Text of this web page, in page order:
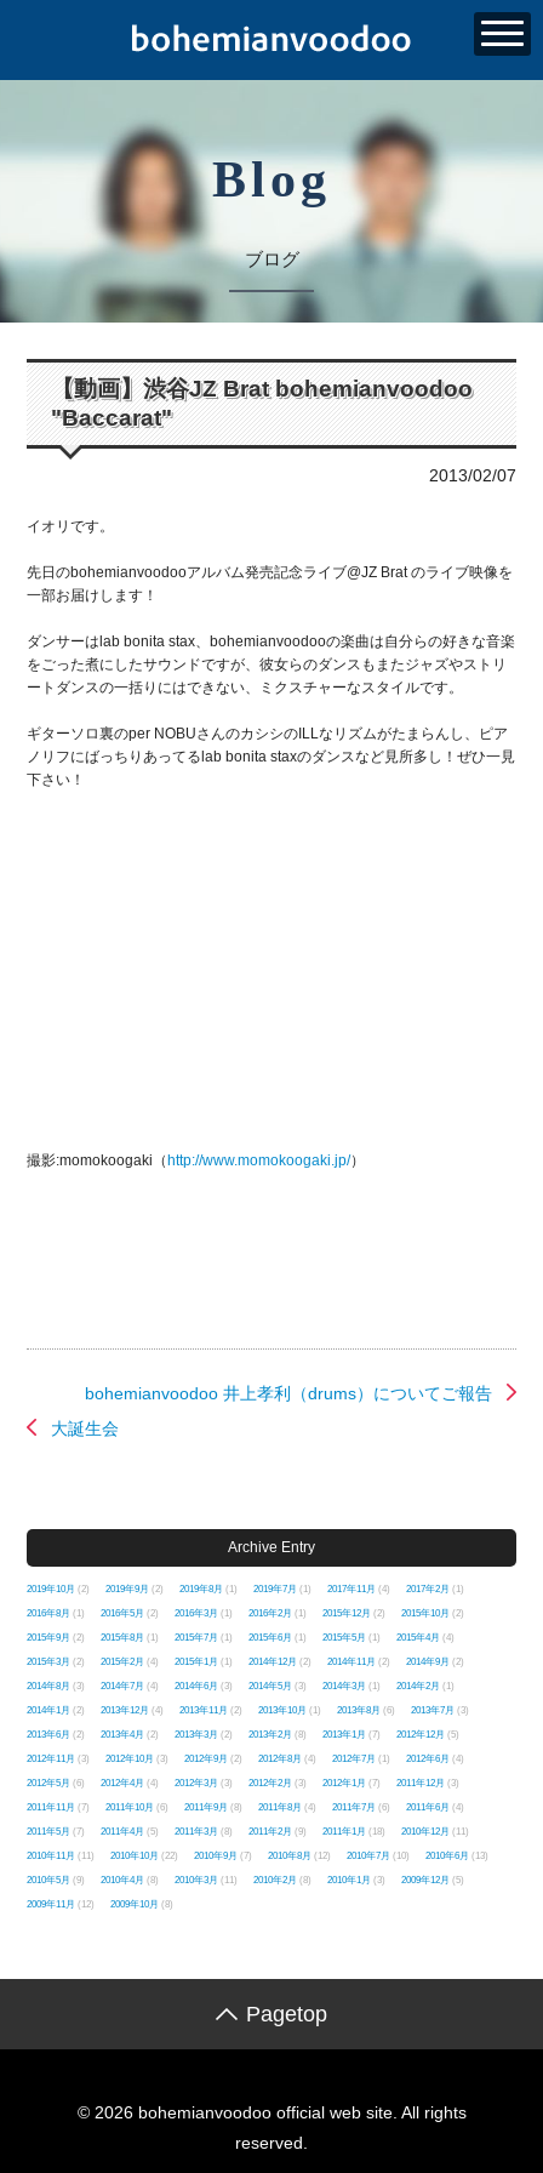
Blog
ブログ
【動画】渋谷JZ Brat bohemianvoodoo
"Baccarat"
2013/02/07
イオリです。
先日のbohemianvoodooアルバム発売記念ライブ@JZ Brat のライブ映像を
一部お届けします！
ダンサーはlab bonita stax、bohemianvoodooの楽曲は自分らの好きな音楽
をごった煮にしたサウンドですが、彼女らのダンスもまたジャズやストリ
ートダンスの一括りにはできない、ミクスチャーなスタイルです。
ギターソロ裏のper NOBUさんのカシシのILLなリズムがたまらんし、ピア
ノリフにばっちりあってるlab bonita staxのダンスなど見所多し！ぜひ一見
下さい！
撮影:momokoogaki（ http://www.momokoogaki.jp/）
bohemianvoodoo 井上孝利（drums）についてご報告
大誕生会
Archive Entry
2019年10月 (2) 2019年9月 (2) 2019年8月 (1) 2019年7月 (1) 2017年11月 (4) 2017年2月 (1)
2016年8月 (1) 2016年5月 (2) 2016年3月 (1) 2016年2月 (1) 2015年12月 (2) 2015年10月 (2)
2015年9月 (2) 2015年8月 (1) 2015年7月 (1) 2015年6月 (1) 2015年5月 (1) 2015年4月 (4)
2015年3月 (2) 2015年2月 (4) 2015年1月 (1) 2014年12月 (2) 2014年11月 (2) 2014年9月 (2)
2014年8月 (3) 2014年7月 (4) 2014年6月 (3) 2014年5月 (3) 2014年3月 (1) 2014年2月 (1)
2014年1月 (2) 2013年12月 (4) 2013年11月 (2) 2013年10月 (1) 2013年8月 (6) 2013年7月 (3)
2013年6月 (2) 2013年4月 (2) 2013年3月 (2) 2013年2月 (8) 2013年1月 (7) 2012年12月 (5)
2012年11月 (3) 2012年10月 (3) 2012年9月 (2) 2012年8月 (4) 2012年7月 (1) 2012年6月 (4)
2012年5月 (6) 2012年4月 (4) 2012年3月 (3) 2012年2月 (3) 2012年1月 (7) 2011年12月 (3)
2011年11月 (7) 2011年10月 (6) 2011年9月 (8) 2011年8月 (4) 2011年7月 (6) 2011年6月 (4)
2011年5月 (7) 2011年4月 (5) 2011年3月 (8) 2011年2月 (9) 2011年1月 (18) 2010年12月 (11)
2010年11月 (11) 2010年10月 (22) 2010年9月 (7) 2010年8月 (12) 2010年7月 (10) 2010年6月 (13)
2010年5月 (9) 2010年4月 (8) 2010年3月 (11) 2010年2月 (8) 2010年1月 (3) 2009年12月 (5)
2009年11月 (12) 2009年10月 (8)
Pagetop
© 2026 bohemianvoodoo official web site. All rights
reserved.